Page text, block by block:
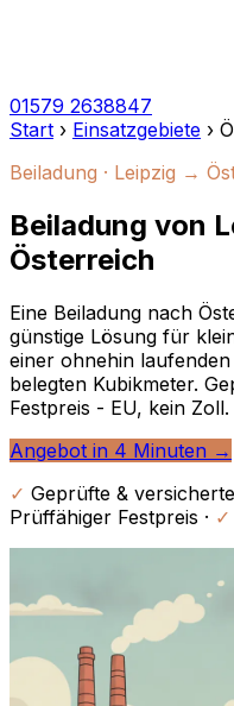
01579 2638847
Start › Einsatzgebiete ›
Beiladung · Leipzig →
Beiladung von
Österreich
Eine Beiladung nach
günstige Lösung für
einer ohnehin
belegten Kubikmeter.
Festpreis - EU, kein Zoll.
Angebot in 4 Minuten →
✓ Geprüfte &
Prüffähiger Festpreis · ✓